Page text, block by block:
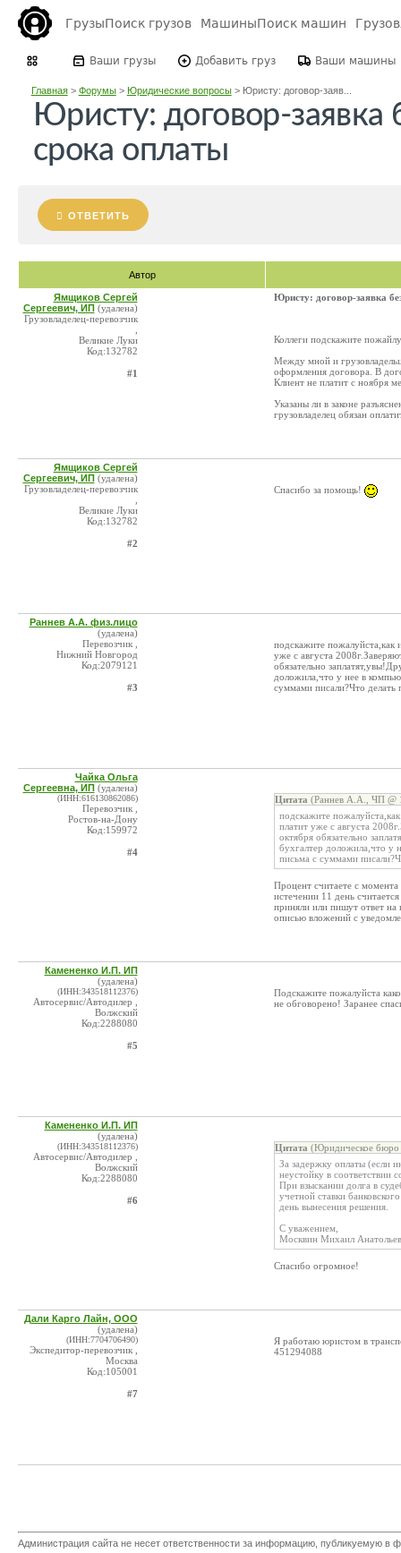
ГрузыПоиск грузов МашиныПоиск машин
Ваши грузы Добавить груз Ваши машины
Главная> Форумы> Юридические вопросы> Юристу: договор-заяв...
Юристу: договор-заявка
срока оплаты
ОТВЕТИТЬ
Автор
Ямщиков Сергей
Сергеевич, ИП (удалена)
Грузовладелец-перевозчик
Великие Луки
Код:132782
#1
Юристу: договор-заявка
Коллеги подскажите
Между мной и
оформления договора. В
Клиент не платит с ноября
Указаны ли в законе
грузовладелец обязан
Ямщиков Сергей
Сергеевич, ИП (удалена)
Грузовладелец-перевозчик
Великие Луки
Код:132782
#2
Спасибо за помощь!
Раннев А.А. физ.лицо
(удалена)
Перевозчик ,
Нижний Новгород
Код:2079121
#3
подскажите пожалуйста,как
уже с августа
обязательно
доложила,что у нее в
суммами писали?Что делать
Чайка Ольга
Сергеевна, ИП (удалена)
(ИНН:616130862086)
Перевозчик ,
Ростов-на-Дону
Код:159972
#4
Цитата (Раннев А.А., ЧП @
подскажите
платит уже с августа
октября обязательно
бухгалтер доложила,что у
письма с суммами
Процент считаете с
истечении 11 день
приняли или пишут ответ на
описью вложений с
Камененко И.П. ИП
(удалена)
(ИНН:343518112376)
Автосервис/Автодилер ,
Волжский
Код:2288080
#5
Подскажите пожалуйста
не обговорено! Заранее
Камененко И.П. ИП
(удалена)
(ИНН:343518112376)
Автосервис/Автодилер ,
Волжский
Код:2288080
#6
Цитата (Юридическое
За задержку оплаты (если
неустойку в соответствии
При взыскании долга в
учетной ставки
день вынесения решения.
С уважением,
Москвин Михаил
Спасибо огромное!
Дали Карго Лайн, ООО
(удалена)
(ИНН:7704706490)
Экспедитор-перевозчик ,
Москва
Код:105001
#7
Я работаю юристом в
451294088
Администрация сайта не несет ответственности за информацию, публикуемую